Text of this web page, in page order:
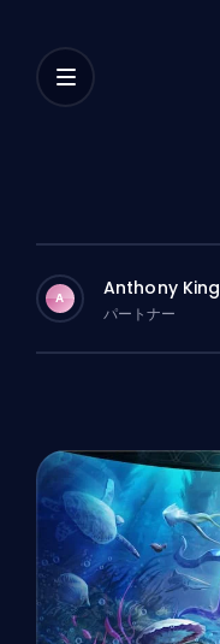
A Anthony King
パートナー